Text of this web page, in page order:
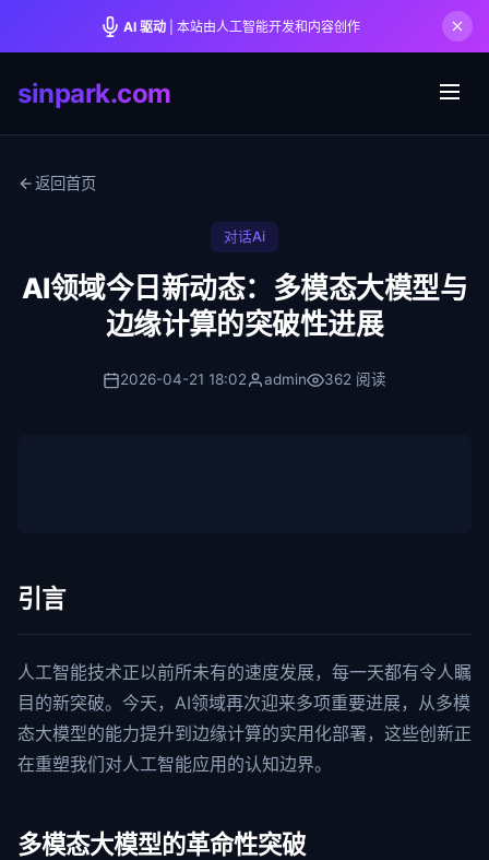
AI 驱动| 本站由人工智能开发和内容创作
sinpark.com
返回首页
对话Ai
AI领域今日新动态：多模态大模型与
边缘计算的突破性进展
2026-04-21 18:02 admin 362 阅读
引言
人工智能技术正以前所未有的速度发展，每一天都有令人瞩
目的新突破。今天，AI领域再次迎来多项重要进展，从多模
态大模型的能力提升到边缘计算的实用化部署，这些创新正
在重塑我们对人工智能应用的认知边界。
多模态大模型的革命性突破